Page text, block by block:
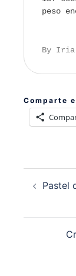
peso
By Iria
Comparte
de Pastel